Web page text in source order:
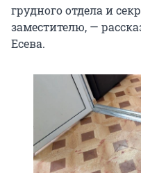
грудного отдела и
заместителю, —
Есева.